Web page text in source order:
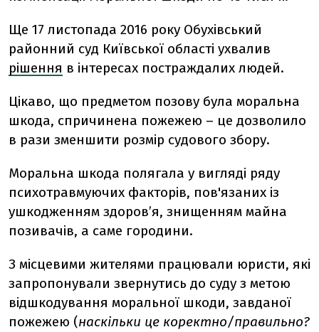
Ще 17 листопада 2016 року Обухівський
районний суд Київської області ухвалив
рішення в інтересах постраждалих людей.
Цікаво, що предметом позову була моральна
шкода, спричинена пожежею – це дозволило
в рази зменшити розмір судового збору.
Моральна шкода полягала у вигляді ряду
психотравмуючих факторів, пов'язаних із
ушкодженням здоров’я, знищенням майна
позивачів, а саме городини.
З місцевими жителями працювали юристи, які
запропонували звернутись до суду з метою
відшкодування моральної шкоди, завданої
пожежею (наскільки це коректно/правильно?